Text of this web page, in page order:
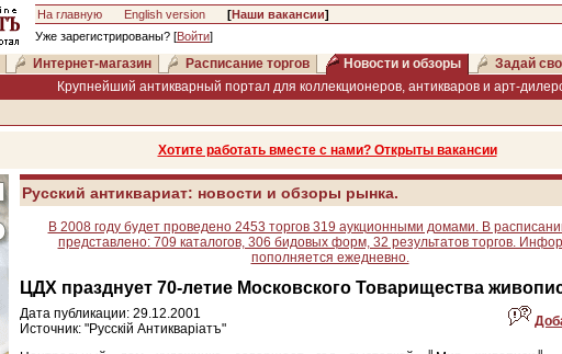
На главную English version [Наши вакансии]
Уже зарегистрированы? [Войти]
Интернет-магазин Расписание торгов Новости и обзоры Задай
Крупнейший антикварный портал для коллекционеров, антикваров и арт-
Хотите работать вместе с нами? Открыты вакансии
Русский антиквариат: новости и обзоры рынка.
В 2008 году будет проведено 2453 торгов 319 аукционными домами. В
представлено: 709 каталогов, 306 бидовых форм, 32 результатов торгов.
пополняется ежедневно.
ЦДХ празднует 70-летие Московского Товарищества
Дата публикации: 29.12.2001
Источник: "Русскiй Антикварiатъ"